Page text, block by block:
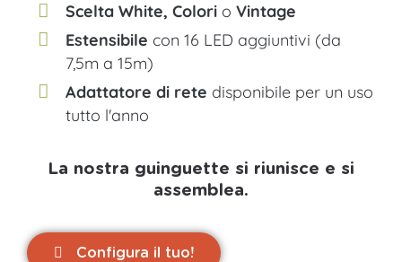
Scelta White, Colori oVintage
Estensibile con 16 LED aggiuntivi (da
7,5m a 15m)
Adattatore di rete disponibile per un uso
tutto l'anno
La nostra guinguette si riunisce e si
assemblea.
Configura il tuo!